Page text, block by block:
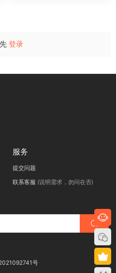
登录
服务
提交问题
联系客服 (说明需求，勿问在否)
号